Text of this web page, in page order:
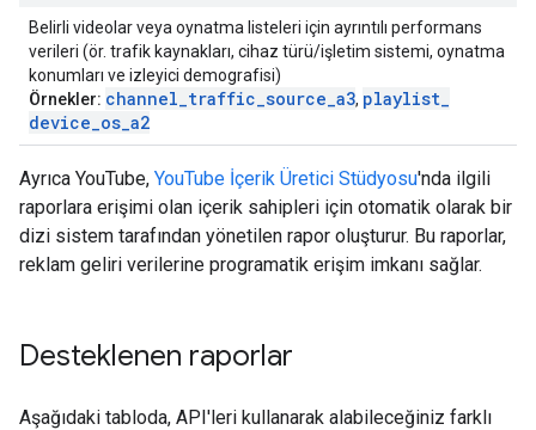
Belirli videolar veya oynatma listeleri için ayrıntılı performans
verileri (ör. trafik kaynakları, cihaz türü/işletim sistemi, oynatma
konumları ve izleyici demografisi)
Örnekler: channel_traffic_source_a3, playlist_
device_os_a2
Ayrıca YouTube, YouTube İçerik Üretici Stüdyosu'nda ilgili
raporlara erişimi olan içerik sahipleri için otomatik olarak bir
dizi sistem tarafından yönetilen rapor oluşturur. Bu raporlar,
reklam geliri verilerine programatik erişim imkanı sağlar.
Desteklenen raporlar
Aşağıdaki tabloda, API'leri kullanarak alabileceğiniz farklı